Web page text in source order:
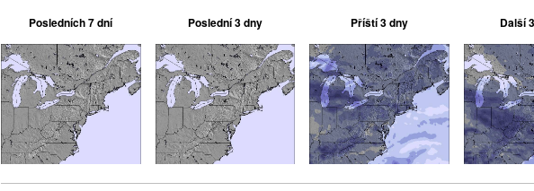
Posledních 7 dní Poslední 3 dny Příští 3 dny Další